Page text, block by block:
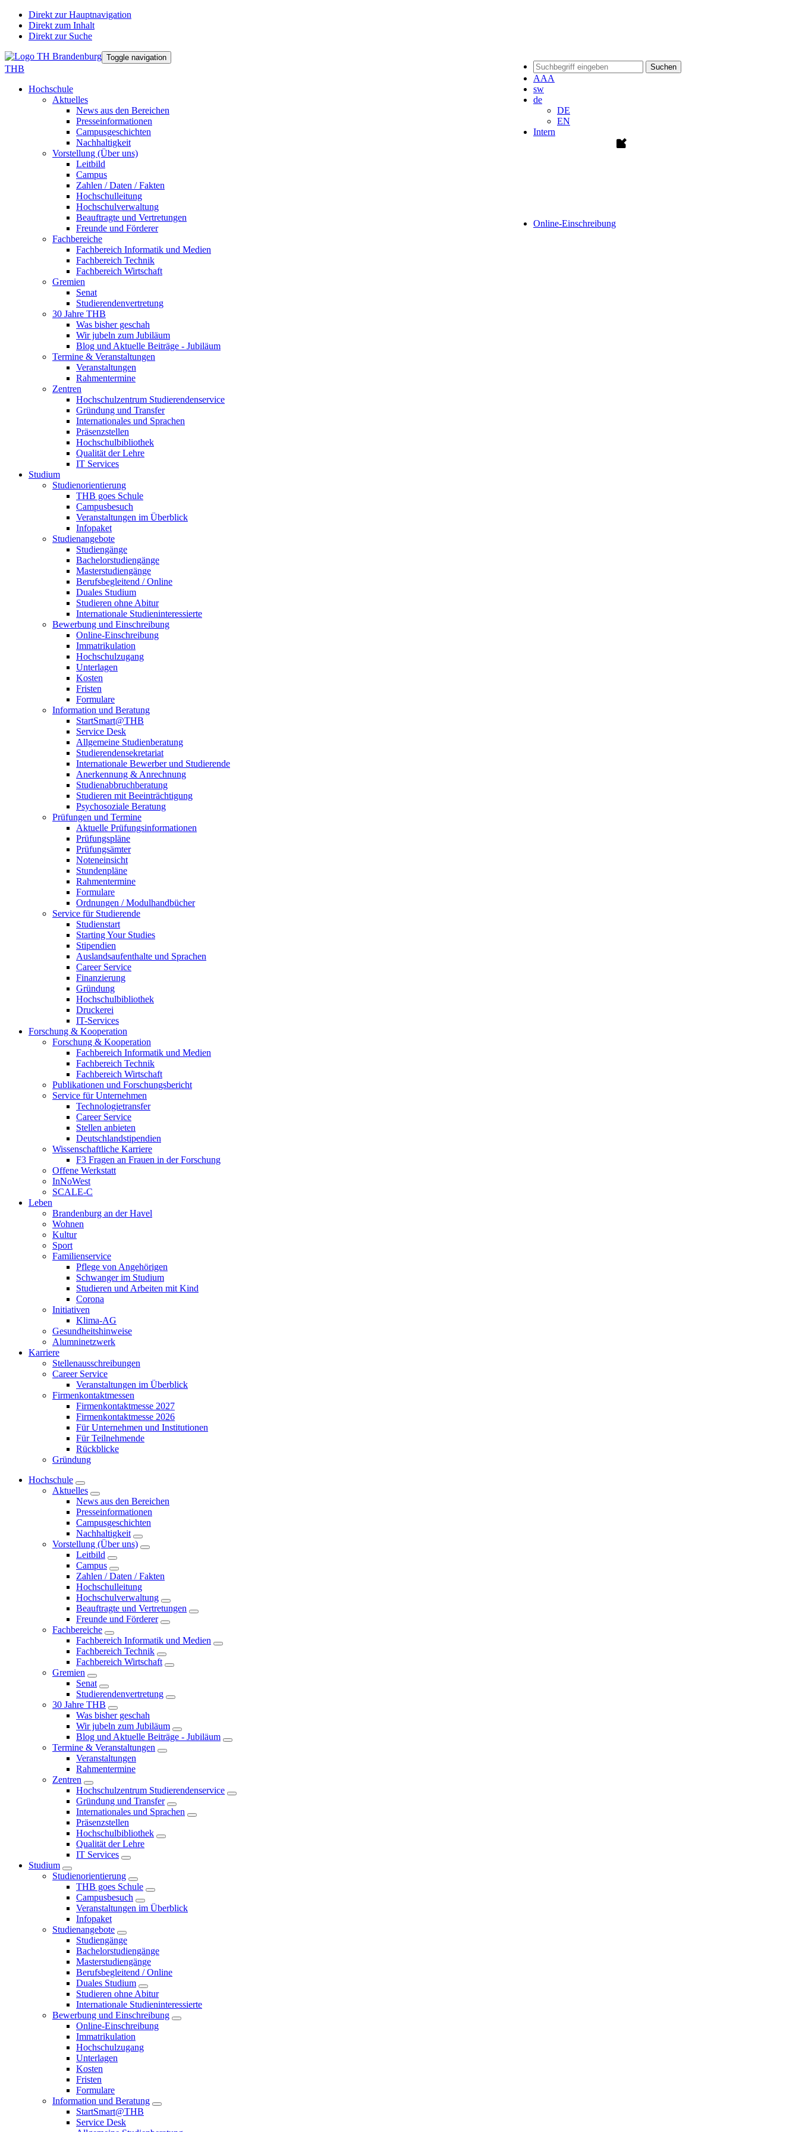
Direkt zur Hauptnavigation
Direkt zum Inhalt
Direkt zur Suche
Suchen
AAA
sw
de
DE
EN
Intern
Online-Einschreibung
Toggle navigation
THB
Hochschule
Aktuelles
News aus den Bereichen
Presseinformationen
Campusgeschichten
Nachhaltigkeit
Vorstellung (Über uns)
Leitbild
Campus
Zahlen / Daten / Fakten
Hochschulleitung
Hochschulverwaltung
Beauftragte und Vertretungen
Freunde und Förderer
Fachbereiche
Fachbereich Informatik und Medien
Fachbereich Technik
Fachbereich Wirtschaft
Gremien
Senat
Studierendenvertretung
30 Jahre THB
Was bisher geschah
Wir jubeln zum Jubiläum
Blog und Aktuelle Beiträge - Jubiläum
Termine & Veranstaltungen
Veranstaltungen
Rahmentermine
Zentren
Hochschulzentrum Studierendenservice
Gründung und Transfer
Internationales und Sprachen
Präsenzstellen
Hochschulbibliothek
Qualität der Lehre
IT Services
Studium
Studienorientierung
THB goes Schule
Campusbesuch
Veranstaltungen im Überblick
Infopaket
Studienangebote
Studiengänge
Bachelorstudiengänge
Masterstudiengänge
Berufsbegleitend / Online
Duales Studium
Studieren ohne Abitur
Internationale Studieninteressierte
Bewerbung und Einschreibung
Online-Einschreibung
Immatrikulation
Hochschulzugang
Unterlagen
Kosten
Fristen
Formulare
Information und Beratung
StartSmart@THB
Service Desk
Allgemeine Studienberatung
Studierendensekretariat
Internationale Bewerber und Studierende
Anerkennung & Anrechnung
Studienabbruchberatung
Studieren mit Beeinträchtigung
Psychosoziale Beratung
Prüfungen und Termine
Aktuelle Prüfungsinformationen
Prüfungspläne
Prüfungsämter
Noteneinsicht
Stundenpläne
Rahmentermine
Formulare
Ordnungen / Modulhandbücher
Service für Studierende
Studienstart
Starting Your Studies
Stipendien
Auslandsaufenthalte und Sprachen
Career Service
Finanzierung
Gründung
Hochschulbibliothek
Druckerei
IT-Services
Forschung & Kooperation
Forschung & Kooperation
Fachbereich Informatik und Medien
Fachbereich Technik
Fachbereich Wirtschaft
Publikationen und Forschungsbericht
Service für Unternehmen
Technologietransfer
Career Service
Stellen anbieten
Deutschlandstipendien
Wissenschaftliche Karriere
F3 Fragen an Frauen in der Forschung
Offene Werkstatt
InNoWest
SCALE-C
Leben
Brandenburg an der Havel
Wohnen
Kultur
Sport
Familienservice
Pflege von Angehörigen
Schwanger im Studium
Studieren und Arbeiten mit Kind
Corona
Initiativen
Klima-AG
Gesundheitshinweise
Alumninetzwerk
Karriere
Stellenausschreibungen
Career Service
Veranstaltungen im Überblick
Firmenkontaktmessen
Firmenkontaktmesse 2027
Firmenkontaktmesse 2026
Für Unternehmen und Institutionen
Für Teilnehmende
Rückblicke
Gründung
Hochschule
Aktuelles
News aus den Bereichen
Presseinformationen
Campusgeschichten
Nachhaltigkeit
Vorstellung (Über uns)
Leitbild
Campus
Zahlen / Daten / Fakten
Hochschulleitung
Hochschulverwaltung
Beauftragte und Vertretungen
Freunde und Förderer
Fachbereiche
Fachbereich Informatik und Medien
Fachbereich Technik
Fachbereich Wirtschaft
Gremien
Senat
Studierendenvertretung
30 Jahre THB
Was bisher geschah
Wir jubeln zum Jubiläum
Blog und Aktuelle Beiträge - Jubiläum
Termine & Veranstaltungen
Veranstaltungen
Rahmentermine
Zentren
Hochschulzentrum Studierendenservice
Gründung und Transfer
Internationales und Sprachen
Präsenzstellen
Hochschulbibliothek
Qualität der Lehre
IT Services
Studium
Studienorientierung
THB goes Schule
Campusbesuch
Veranstaltungen im Überblick
Infopaket
Studienangebote
Studiengänge
Bachelorstudiengänge
Masterstudiengänge
Berufsbegleitend / Online
Duales Studium
Studieren ohne Abitur
Internationale Studieninteressierte
Bewerbung und Einschreibung
Online-Einschreibung
Immatrikulation
Hochschulzugang
Unterlagen
Kosten
Fristen
Formulare
Information und Beratung
StartSmart@THB
Service Desk